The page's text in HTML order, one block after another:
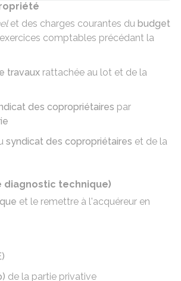
et des charges courantes du budget
comptables précédant la
travaux rattachée au lot et de la
des copropriétaires par
syndicat des copropriétaires et de la
technique)
et le remettre à l'acquéreur en
de la partie privative